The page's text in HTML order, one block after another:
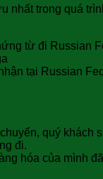
nhất trong quá
từ đi Russian
tại Russian
quý
đi.
hóa của mình